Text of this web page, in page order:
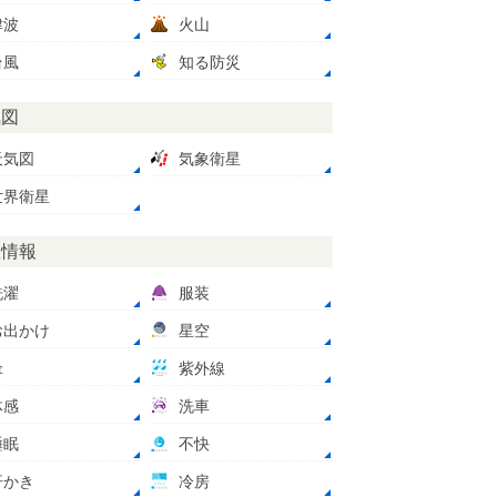
火山
風 知る防災
気図 気象衛星
界衛星
報
服装
出かけ 星空
紫外線
感 洗車
眠 不快
き 冷房